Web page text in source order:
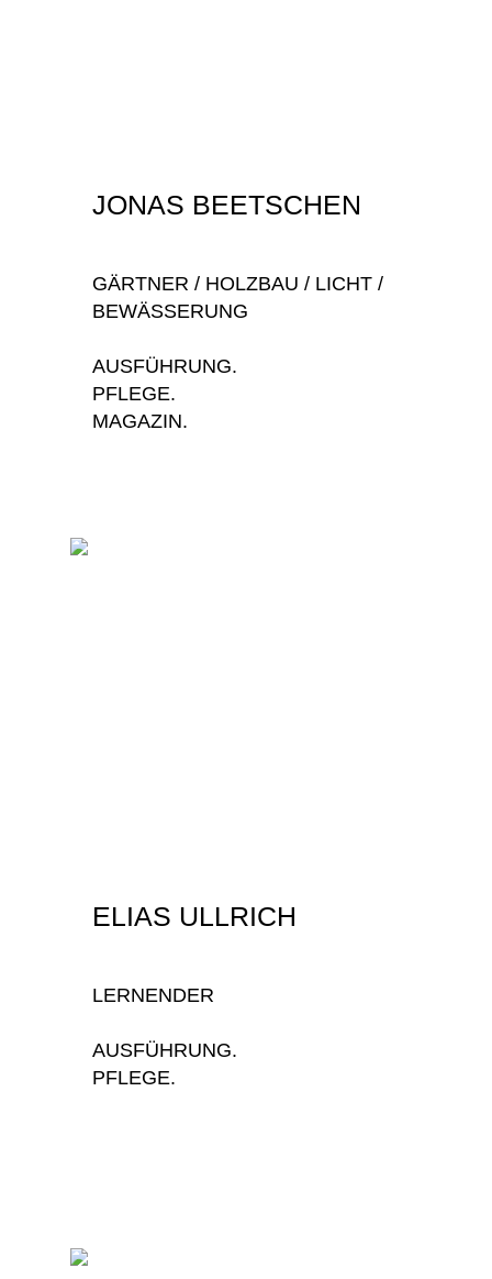
JONAS BEETSCHEN
GÄRTNER / HOLZBAU / LICHT /
BEWÄSSERUNG
AUSFÜHRUNG.
PFLEGE.
MAGAZIN.
ELIAS ULLRICH
LERNENDER
AUSFÜHRUNG.
PFLEGE.